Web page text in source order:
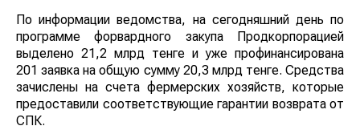
По информации ведомства, на сегодняшний день по
программе форвардного закупа Продкорпорацией
выделено 21,2 млрд тенге и уже профинансирована
201 заявка на общую сумму 20,3 млрд тенге. Средства
зачислены на счета фермерских хозяйств, которые
предоставили соответствующие гарантии возврата от
СПК.